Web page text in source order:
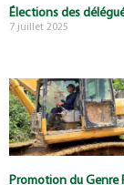
Élections des
7 juillet 2025
Promotion du Genre